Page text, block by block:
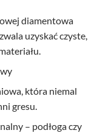
diamentowa
uzyskać czyste,
która niemal
gresu.
– podłoga czy